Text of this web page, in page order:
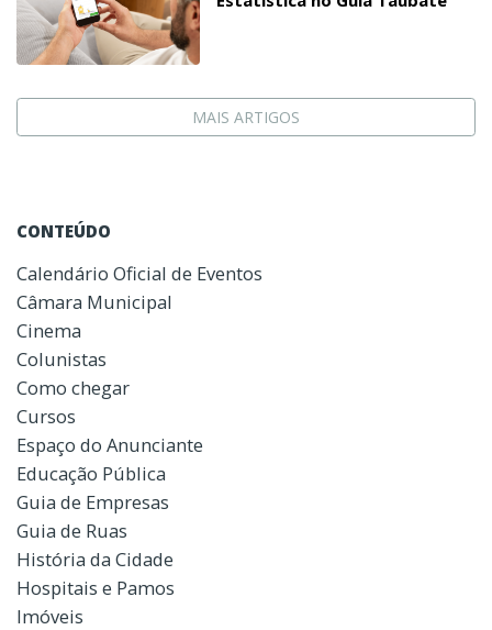
MAIS ARTIGOS
CONTEÚDO
Calendário Oficial de Eventos
Câmara Municipal
Cinema
Colunistas
Como chegar
Cursos
Espaço do Anunciante
Educação Pública
Guia de Empresas
Guia de Ruas
História da Cidade
Hospitais e Pamos
Imóveis